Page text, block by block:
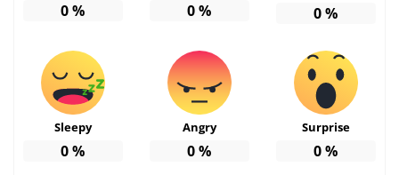
0% 0% 0%
Sleepy
0%
Angry
0%
Surprise
0%